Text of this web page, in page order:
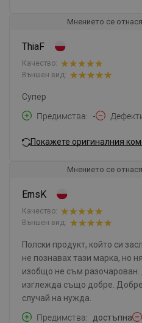
Мнението се
ThiaF
Качество:
Външен вид:
Супер
Предимства
-
Покажете оригиналния
Мнението се
ErnsK
Качество:
Външен вид:
Полски продукт, който си
не познавах тази марка, но
изобщо не съм
изглежда също добре.
случай на нужда.
Предимства
достъпна